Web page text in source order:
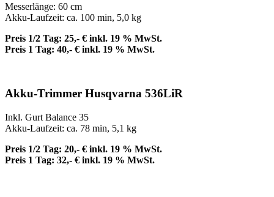
Messerlänge: 60 cm
Akku-Laufzeit: ca. 100 min, 5,0 kg
Preis 1/2 Tag: 25,- € inkl. 19 % MwSt.
Preis 1 Tag: 40,- € inkl. 19 % MwSt.
Akku-Trimmer Husqvarna 536LiR
Inkl. Gurt Balance 35
Akku-Laufzeit: ca. 78 min, 5,1 kg
Preis 1/2 Tag: 20,- € inkl. 19 % MwSt.
Preis 1 Tag: 32,- € inkl. 19 % MwSt.